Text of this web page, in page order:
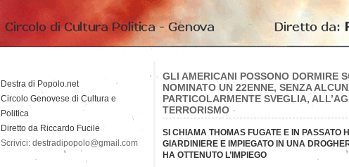
GLI AMERICANI POSSONO DORMIRE
NOMINATO UN 22ENNE, SENZA
PARTICOLARMENTE SVEGLIA,
TERRORISMO
SI CHIAMA THOMAS FUGATE E IN PASSATO
GIARDINIERE E IMPIEGATO IN UNA
HA OTTENUTO L’IMPIEGO
Destra di Popolo.net
Circolo Genovese di Cultura e
Politica
Diretto da Riccardo Fucile
Scrivici: destradipopolo@gmail.com